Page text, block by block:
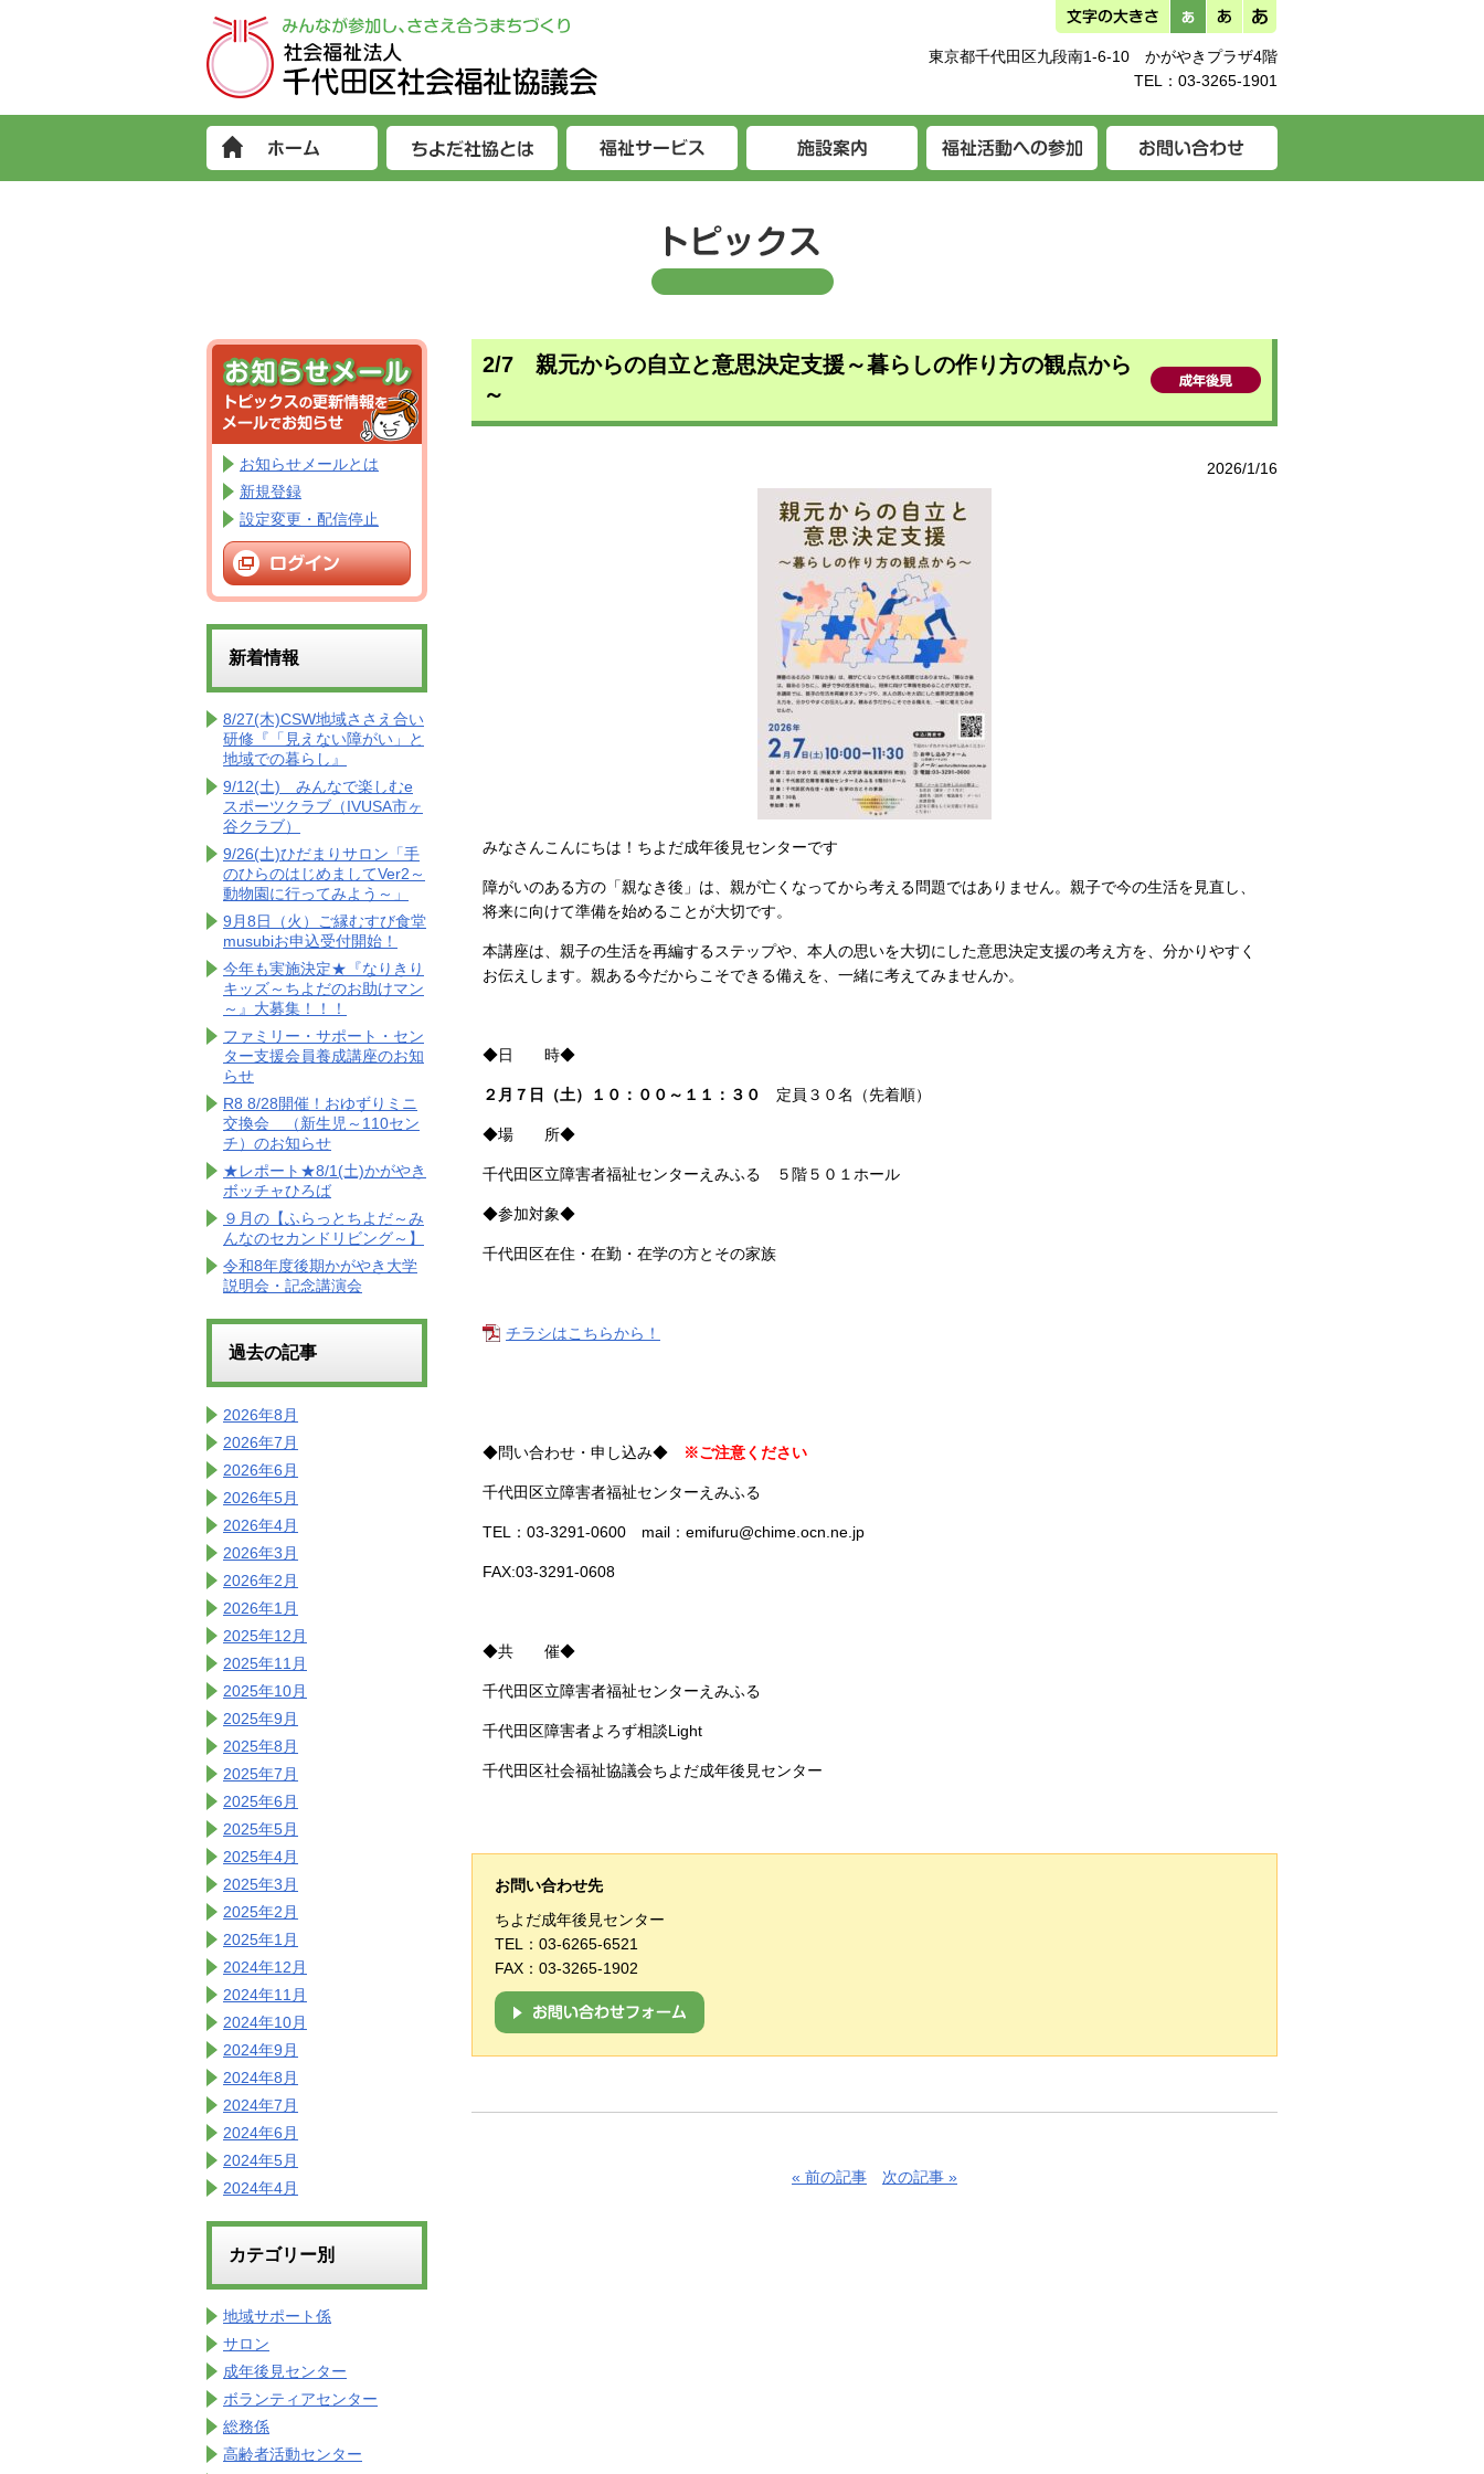
東京都千代田区九段南1-6-10 かがやきプラザ4階
TEL： 03-3265-1901
2/7 親元からの自立と意思決定支援～暮らしの作り方の観点から
～
2026/1/16
みなさんこんにちは！ちよだ成年後見センターです
障がいのある方の「親なき後」は、親が亡くなってから考える問題ではありません。親子で今の生活を見直し、
将来に向けて準備を始めることが大切です。
本講座は、親子の生活を再編するステップや、本人の思いを大切にした意思決定支援の考え方を、分かりやすく
お伝えします。親ある今だからこそできる備えを、一緒に考えてみませんか。
◆日 時◆
２月７日（土）１０：００～１１：３０ 定員３０名（先着順）
◆場 所◆
千代田区立障害者福祉センターえみふる ５階５０１ホール
◆参加対象◆
千代田区在住・在勤・在学の方とその家族
チラシはこちらから！
◆問い合わせ・申し込み◆ ※ご注意ください
千代田区立障害者福祉センターえみふる
TEL：03-3291-0600 mail：emifuru@chime.ocn.ne.jp
FAX:03-3291-0608
◆共 催◆
千代田区立障害者福祉センターえみふる
千代田区障害者よろず相談Light
千代田区社会福祉協議会ちよだ成年後見センター
お問い合わせ先
ちよだ成年後見センター
TEL： 03-6265-6521
FAX：03-3265-1902
« 前の記事 次の記事 »
お知らせメールとは
新規登録
設定変更・配信停止
新着情報
8/27(木)CSW地域ささえ合い
研修『「見えない障がい」と
地域での暮らし』
9/12(土) みんなで楽しむe
スポーツクラブ（IVUSA市ヶ
谷クラブ）
9/26(土)ひだまりサロン「手
のひらのはじめましてVer2～
動物園に行ってみよう～」
9月8日（火）ご縁むすび食堂
musubiお申込受付開始！
今年も実施決定★『なりきり
キッズ～ちよだのお助けマン
～』大募集！！！
ファミリー・サポート・セン
ター支援会員養成講座のお知
らせ
R8 8/28開催！おゆずりミニ
交換会 （新生児～110セン
チ）のお知らせ
★レポート★8/1(土)かがやき
ボッチャひろば
９月の【ふらっとちよだ～み
んなのセカンドリビング～】
令和8年度後期かがやき大学
説明会・記念講演会
過去の記事
2026年8月
2026年7月
2026年6月
2026年5月
2026年4月
2026年3月
2026年2月
2026年1月
2025年12月
2025年11月
2025年10月
2025年9月
2025年8月
2025年7月
2025年6月
2025年5月
2025年4月
2025年3月
2025年2月
2025年1月
2024年12月
2024年11月
2024年10月
2024年9月
2024年8月
2024年7月
2024年6月
2024年5月
2024年4月
カテゴリー別
地域サポート係
サロン
成年後見センター
ボランティアセンター
総務係
高齢者活動センター